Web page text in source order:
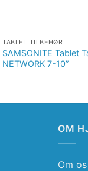
TABLET TILBEHØR
SAMSONITE Tablet
NETWORK 7-10”
OM
Om os